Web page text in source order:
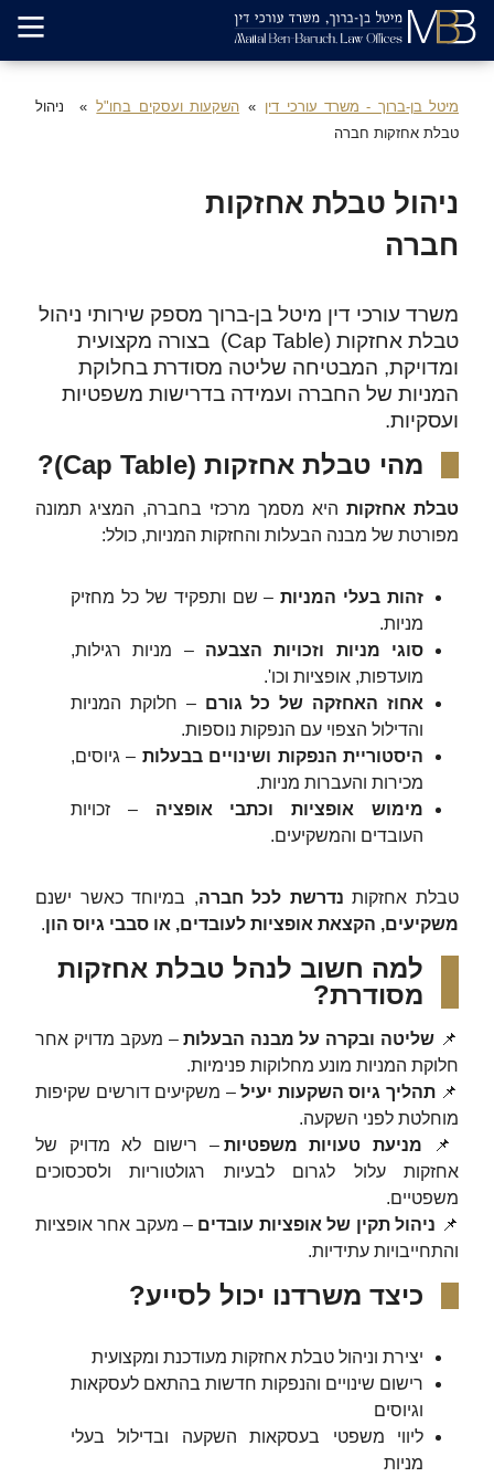
מיטל בן-ברוך - משרד עורכי דין השקעות ועסקים בחו"ל
ניהול
טבלת אחזקות חברה
ניהול טבלת אחזקות
חברה
משרד עורכי דין מיטל בן-ברוך מספק שירותי ניהול
טבלת אחזקות (Cap Table) בצורה מקצועית
ומדויקת, המבטיחה שליטה מסודרת בחלוקת
המניות של החברה ועמידה בדרישות משפטיות
ועסקיות.
מהי טבלת אחזקות (Cap Table)?
טבלת אחזקות היא מסמך מרכזי בחברה, המציג תמונה
מפורטת של מבנה הבעלות והחזקות המניות, כולל:
זהות בעלי המניות– שם ותפקיד של כל מחזיק
מניות.
סוגי מניות וזכויות הצבעה – מניות רגילות,
מועדפות, אופציות וכו'.
אחוז האחזקה של כל גורם – חלוקת המניות
והדילול הצפוי עם הנפקות נוספות.
היסטוריית הנפקות ושינויים בבעלות – גיוסים,
מכירות והעברות מניות.
מימוש אופציות וכתבי אופציה – זכויות
העובדים והמשקיעים.
טבלת אחזקות נדרשת לכל חברה, במיוחד כאשר ישנם
משקיעים, הקצאת אופציות לעובדים, או סבבי גיוס הון.
למה חשוב לנהל טבלת אחזקות
מסודרת?
📌 שליטה ובקרה על מבנה הבעלות – מעקב מדויק אחר
חלוקת המניות מונע מחלוקות פנימיות.
📌תהליך גיוס השקעות יעיל – משקיעים דורשים שקיפות
מוחלטת לפני השקעה.
📌 מניעת טעויות משפטיות – רישום לא מדויק של
אחזקות עלול לגרום לבעיות רגולטוריות ולסכסוכים
משפטיים.
📌 ניהול תקין של אופציות עובדים – מעקב אחר אופציות
והתחייבויות עתידיות.
כיצד משרדנו יכול לסייע?
יצירת וניהול טבלת אחזקות מעודכנת ומקצועית
רישום שינויים והנפקות חדשות בהתאם לעסקאות
וגיוסים
ליווי משפטי בעסקאות השקעה ובדילול בעלי
מניות